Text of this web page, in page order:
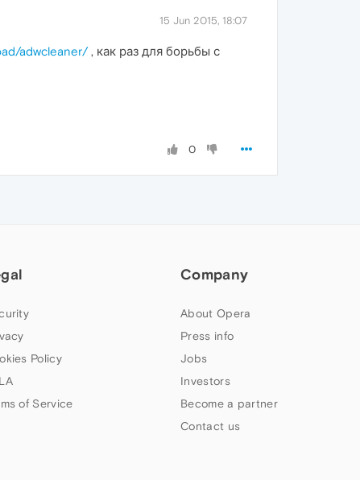
15 Jun 2015, 18:07
adwcleaner/, как раз для борьбы с
0
Policy
of Service
Company
About Opera
Press info
Jobs
Investors
Become a partner
Contact us